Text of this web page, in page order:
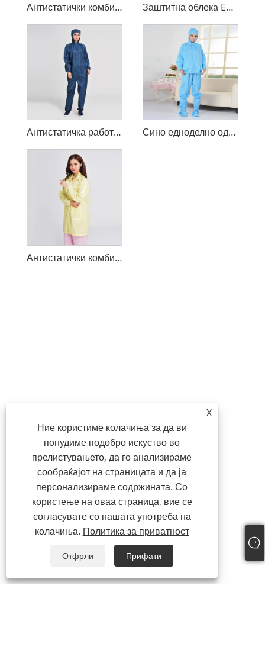
Антистатички комбинезон за чистење Заштитна облека ESD Smock
Антистатичка работна облека Cleanroom Сино едноделно одело Антистатичка облека
Антистатички комбинезони Чиста облека
X
Ние користиме колачиња за да ви
понудиме подобро искуство во
прелистувањето, да го анализираме
сообраќајот на страницата и да ја
персонализираме содржината. Со
користење на оваа страница, вие се
согласувате со нашата употреба на
колачиња. Политика за приватност
Отфрли Прифати